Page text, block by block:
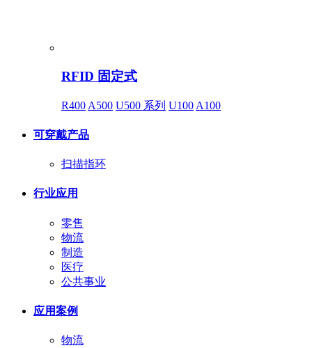
RFID 固定式
R400 A500 U500 系列 U100 A100
可穿戴产品
扫描指环
行业应用
零售
物流
制造
医疗
公共事业
应用案例
物流